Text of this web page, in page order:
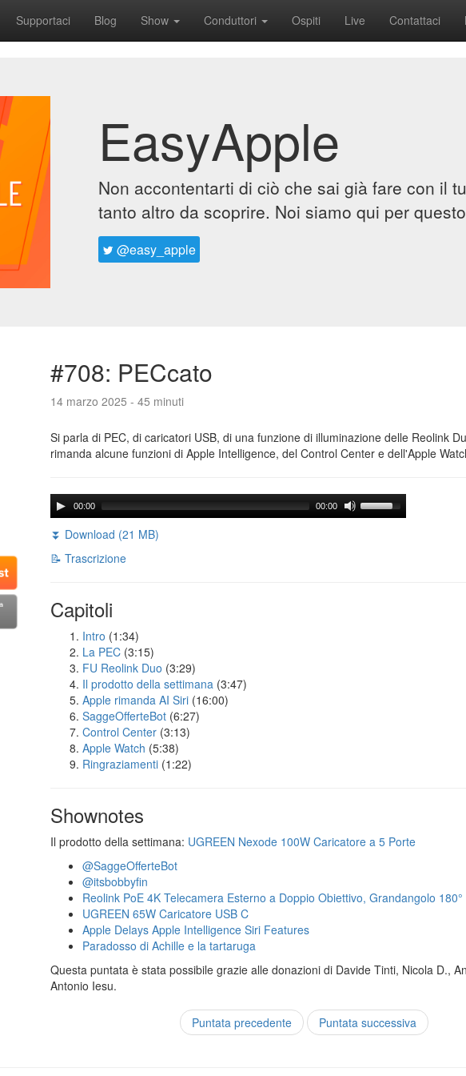
Supportaci Blog Show Conduttori Ospiti Live Contattaci
EasyApple
Non accontentarti di ciò che sai già fare con il
tanto altro da scoprire. Noi siamo qui per
@easy_apple
#708: PECcato
14 marzo 2025 - 45 minuti
Si parla di PEC, di caricatori USB, di una funzione di illuminazione delle Reolink
rimanda alcune funzioni di Apple Intelligence, del Control Center e dell'Apple
00:00 00:00
⏬ Download (21 MB)
📝 Trascrizione
Capitoli
Intro (1:34)
La PEC (3:15)
FU Reolink Duo (3:29)
Il prodotto della settimana (3:47)
Apple rimanda AI Siri (16:00)
SaggeOfferteBot (6:27)
Control Center (3:13)
Apple Watch (5:38)
Ringraziamenti (1:22)
Shownotes
Il prodotto della settimana: UGREEN Nexode 100W Caricatore a 5 Porte
@SaggeOfferteBot
@itsbobbyfin
Reolink PoE 4K Telecamera Esterno a Doppio Obiettivo, Grandangolo 180°
UGREEN 65W Caricatore USB C
Apple Delays Apple Intelligence Siri Features
Paradosso di Achille e la tartaruga
Questa puntata è stata possibile grazie alle donazioni di Davide Tinti, Nicola D.,
Antonio Iesu.
Puntata precedente Puntata successiva